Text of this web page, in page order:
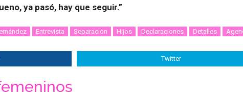
ya pasó, hay que seguir.”
Entrevista Separación Hijos Declaraciones Detalles
Twitter